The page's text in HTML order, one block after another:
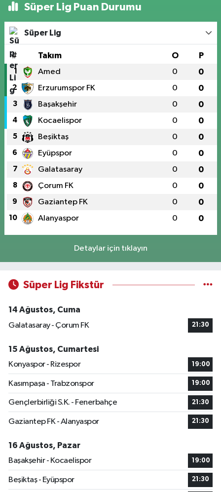
Süper Lig Puan Durumu
Süper Lig
# Takım O P
1 Amed 0 0
2 Erzurumspor FK 0 0
3 Başakşehir 0 0
4 Kocaelispor 0 0
5 Beşiktaş 0 0
6 Eyüpspor 0 0
7 Galatasaray 0 0
8 Çorum FK 0 0
9 Gaziantep FK 0 0
10 Alanyaspor 0 0
Detaylar için tıklayın
Süper Lig Fikstür
14 Ağustos, Cuma
Galatasaray - Çorum FK
21:30
15 Ağustos, Cumartesi
Konyaspor - Rizespor
19:00
Kasımpaşa - Trabzonspor 19:00
Gençlerbirliği S.K. - Fenerbahçe 21:30
Gaziantep FK - Alanyaspor 21:30
16 Ağustos, Pazar
Başakşehir - Kocaelispor
19:00
Beşiktaş - Eyüpspor 21:30